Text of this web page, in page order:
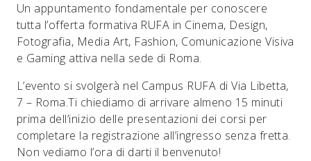
Un appuntamento fondamentale per conoscere
tutta l’offerta formativa RUFA in Cinema, Design,
Fotografia, Media Art, Fashion, Comunicazione Visiva
e Gaming attiva nella sede di Roma.
L’evento si svolgerà nel Campus RUFA di Via Libetta,
7 – Roma.Ti chiediamo di arrivare almeno 15 minuti
prima dell’inizio delle presentazioni dei corsi per
completare la registrazione all’ingresso senza fretta.
Non vediamo l’ora di darti il benvenuto!